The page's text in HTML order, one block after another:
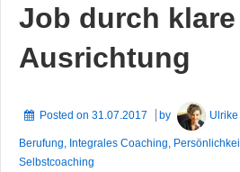
Job durch klare
Ausrichtung
Posted on 31.07.2017 by
Berufung, Integrales Coaching,
Selbstcoaching